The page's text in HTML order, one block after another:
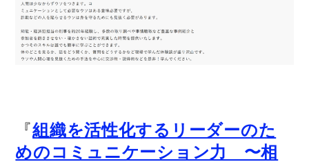
『組織を活性化するリーダーのた
めのコミュニケーション力 〜相